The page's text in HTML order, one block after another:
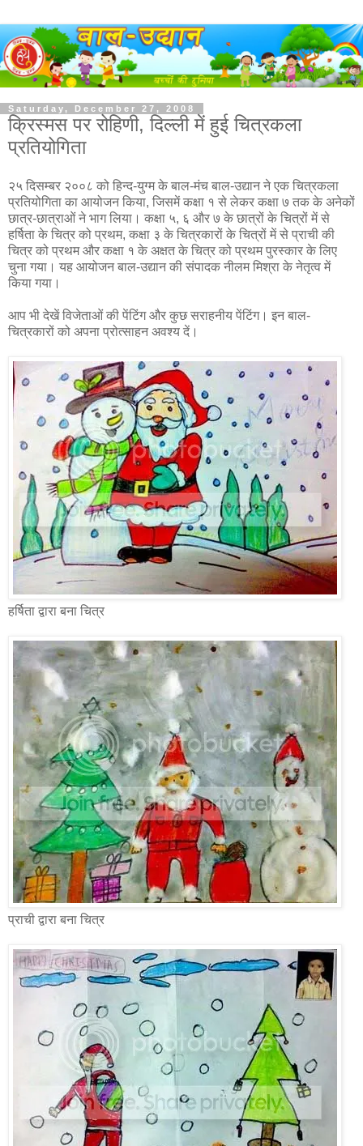
Saturday, December 27, 2008
क्रिस्मस पर रोहिणी, दिल्ली में हुई चित्रकला
प्रतियोगिता
२५ दिसम्बर २००८ को हिन्द-युग्म के बाल-मंच बाल-उद्यान ने एक चित्रकला
प्रतियोगिता का आयोजन किया, जिसमें कक्षा १ से लेकर कक्षा ७ तक के अनेकों
छात्र-छात्राओं ने भाग लिया। कक्षा ५, ६ और ७ के छात्रों के चित्रों में से
हर्षिता के चित्र को प्रथम, कक्षा ३ के चित्रकारों के चित्रों में से प्राची की
चित्र को प्रथम और कक्षा १ के अक्षत के चित्र को प्रथम पुरस्कार के लिए
चुना गया। यह आयोजन बाल-उद्यान की संपादक नीलम मिश्रा के नेतृत्व में
किया गया।
आप भी देखें विजेताओं की पेंटिंग और कुछ सराहनीय पेंटिंग। इन बाल-
चित्रकारों को अपना प्रोत्साहन अवश्य दें।
हर्षिता द्वारा बना चित्र
प्राची द्वारा बना चित्र